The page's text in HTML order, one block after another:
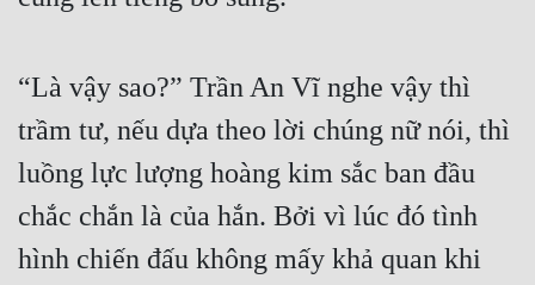
“Là vậy sao?” Trần An Vĩ nghe vậy thì
trầm tư, nếu dựa theo lời chúng nữ nói, thì
luồng lực lượng hoàng kim sắc ban đầu
chắc chắn là của hắn. Bởi vì lúc đó tình
hình chiến đấu không mấy khả quan khi